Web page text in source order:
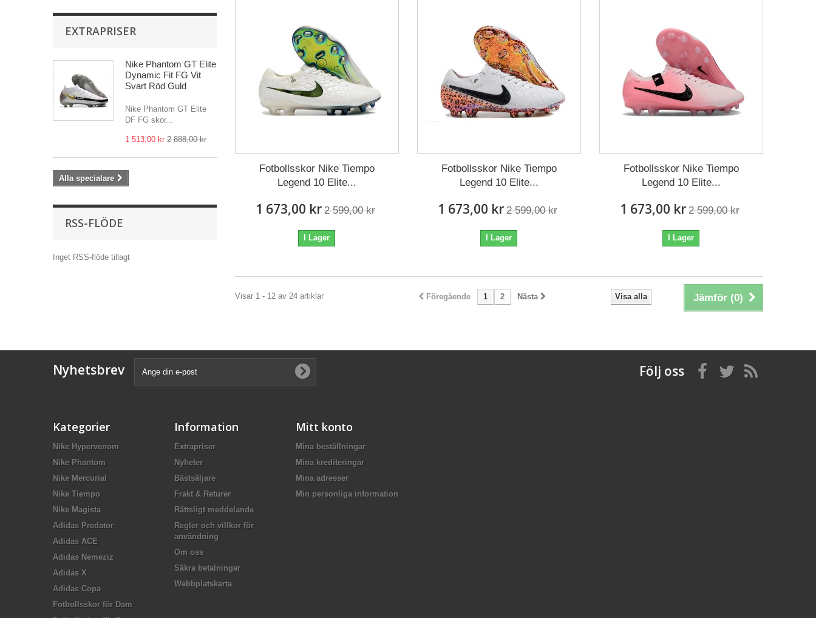
EXTRAPRISER
Nike Phantom GT Elite
Dynamic Fit FG Vit
Svart Röd Guld
Nike Phantom GT Elite
DF FG skor...
1 513,00 kr 2 888,00 kr
Alla specialare
RSS-FLÖDE
Inget RSS-flöde tillagt
Fotbollsskor Nike Tiempo
Legend 10 Elite...
1 673,00 kr 2 599,00 kr
I Lager
Fotbollsskor Nike Tiempo
Legend 10 Elite...
1 673,00 kr 2 599,00 kr
I Lager
Fotbollsskor Nike Tiempo
Legend 10 Elite...
1 673,00 kr 2 599,00 kr
I Lager
Jämför (0)
Visa alla
Föregående 1 2 Nästa
Visar 1 - 12 av 24 artiklar
Nyhetsbrev Följ oss
Kategorier
Nike Hypervenom
Nike Phantom
Nike Mercurial
Nike Tiempo
Nike Magista
Adidas Predator
Adidas ACE
Adidas Nemeziz
Adidas X
Adidas Copa
Fotbollsskor för Dam
Information
Extrapriser
Nyheter
Bästsäljare
Frakt & Returer
Rättsligt meddelande
Regler och villkor för
användning
Om oss
Säkra betalningar
Webbplatskarta
Mitt konto
Mina beställningar
Mina krediteringar
Mina adresser
Min personliga information